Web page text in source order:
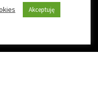
znajduje się na
prywatności
Akceptuję